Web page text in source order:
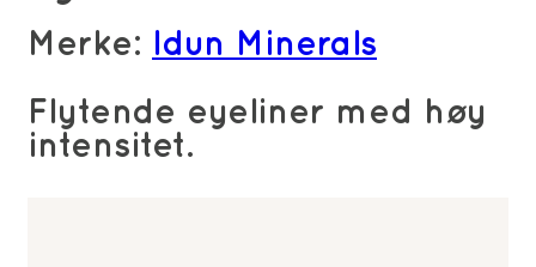
Merke: Idun Minerals
Flytende eyeliner med høy
intensitet.